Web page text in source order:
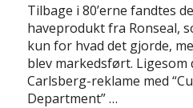
Tilbage i 80’erne fandtes
haveprodukt fra Ronseal,
kun for hvad det gjorde,
blev markedsført. Ligesom
Carlsberg-reklame med
Department” …